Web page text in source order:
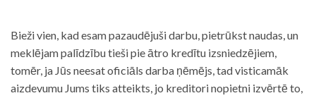
Bieži vien, kad esam pazaudējuši darbu, pietrūkst naudas, un
meklējam palīdzību tieši pie ātro kredītu izsniedzējiem,
tomēr, ja Jūs neesat oficiāls darba ņēmējs, tad visticamāk
aizdevumu Jums tiks atteikts, jo kreditori nopietni izvērtē to,